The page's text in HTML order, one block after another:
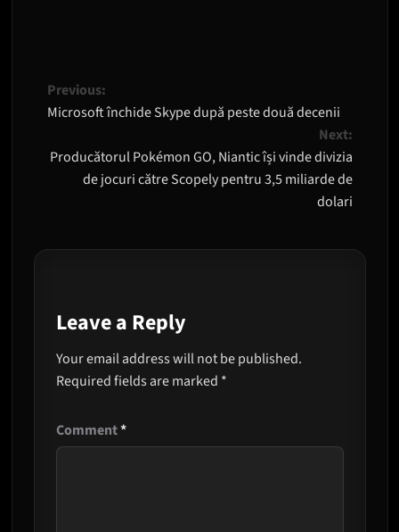
Post
navigation
Previous:
Microsoft închide Skype după peste două decenii
Next:
Producătorul Pokémon GO, Niantic își vinde divizia
de jocuri către Scopely pentru 3,5 miliarde de
dolari
Leave a Reply
Your email address will not be published.
Required fields are marked *
Comment*